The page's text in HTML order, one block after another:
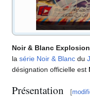
Noir & Blanc
la série Noir & Blanc du
désignation officielle est
Présentation [